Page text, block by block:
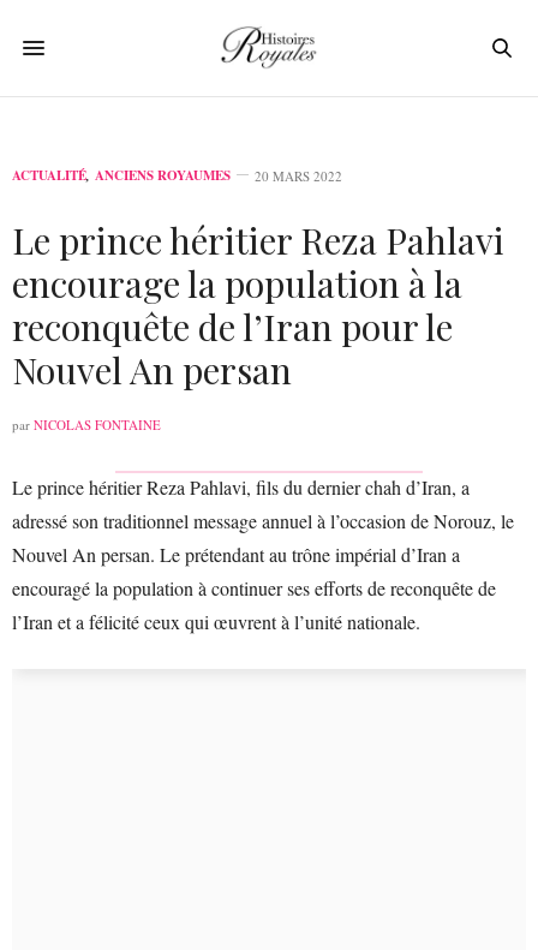
ACTUALITÉ, ANCIENS ROYAUMES 20 MARS 2022
Le prince héritier Reza Pahlavi
encourage la population à la
reconquête de l’Iran pour le
Nouvel An persan
par NICOLAS FONTAINE
Le prince héritier Reza Pahlavi, fils du dernier chah d’Iran, a
adressé son traditionnel message annuel à l’occasion de Norouz, le
Nouvel An persan. Le prétendant au trône impérial d’Iran a
encouragé la population à continuer ses efforts de reconquête de
l’Iran et a félicité ceux qui œuvrent à l’unité nationale.